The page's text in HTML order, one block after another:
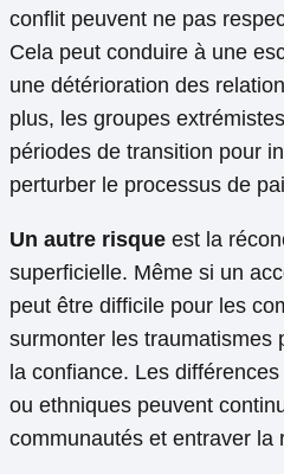
conflit peuvent ne pas
Cela peut conduire à une
une détérioration des
plus, les groupes
périodes de transition pour
perturber le processus de
Un autre risque est la
superficielle. Même si un
peut être difficile pour les
surmonter les traumatismes
la confiance. Les
ou ethniques peuvent
communautés et entraver la